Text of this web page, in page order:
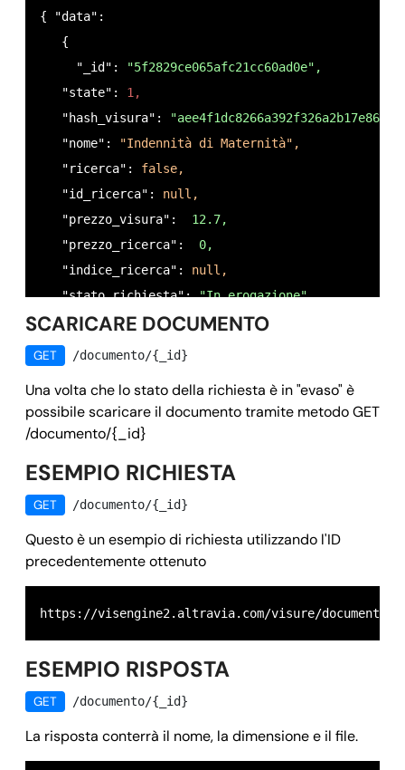
    },
    "$7": {
      "nome":
"COPIA MANDATO DI ASSISTENZA E
      "tipo":
      "null":
      "istruzioni":
     "validazione":
"($0 && $1 && $2 && $3 && $4
     "istruzioni":
   },
   "nome_categoria":
   "nome_visura":
"Indennità di Maternità",
   "opzioni": [
     {
      "prezzo":
4,
      "nome":
"opzione_0",
    },
    {
      "tipo":
"assistenza_dedicata",
      "prezzo":
10,
    }
  "prezzo_ricerca":
0,
  "prezzo_visura":
12.7,
   "ricerca":
false,
{ "data":
   {
     "_id":
"5f2829ce065afc21cc60ad0e",
   "state":
1,
   "hash_visura":
   "nome":
"Indennità di Maternità",
   "ricerca":
false,
   "id_ricerca":
null,
   "prezzo_visura":
12.7,
   "prezzo_ricerca":
0,
   "indice_ricerca":
null,
   "stato_richiesta":
"In erogazione",
   "email_target":
null,
   "allegati": [],
   "timestamp_last_update":
1596467663,
   "timestamp_stati": {
     "in_erogazione":
1596467663
   },
   "opzioni":
null,
   "ricerche": [],
     "codice":
"0",
     "info":
"OK"
SCARICARE DOCUMENTO
GET /documento/{_id}
Una volta che lo stato della richiesta è in "evaso" è
possibile scaricare il documento tramite metodo GET
/documento/{_id}
ESEMPIO RICHIESTA
GET /documento/{_id}
Questo è un esempio di richiesta utilizzando l'ID
precedentemente ottenuto
ESEMPIO RISPOSTA
GET /documento/{_id}
La risposta conterrà il nome, la dimensione e il file.